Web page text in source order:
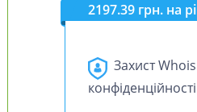
2197.39 грн. на
Захист Whois